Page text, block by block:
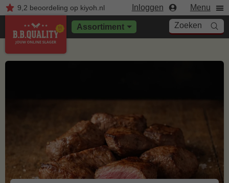
9,2 beoordelingop kiyoh.nl Inloggen Menu
Assortiment Zoeken